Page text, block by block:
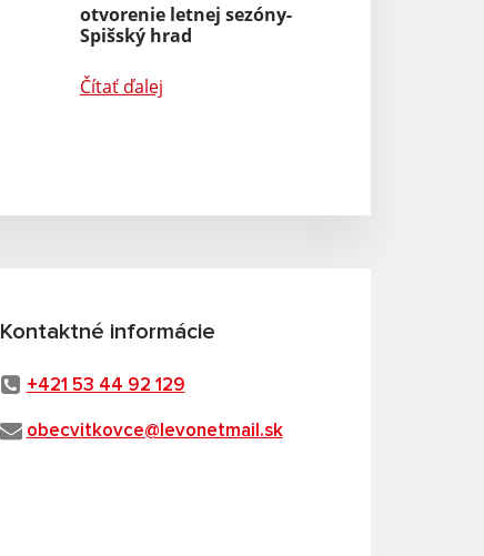
otvorenie letnej sezóny-
Spišský hrad
Čítať ďalej
Kontaktné informácie
+421 53 44 92 129
obecvitkovce@levonetmail.sk